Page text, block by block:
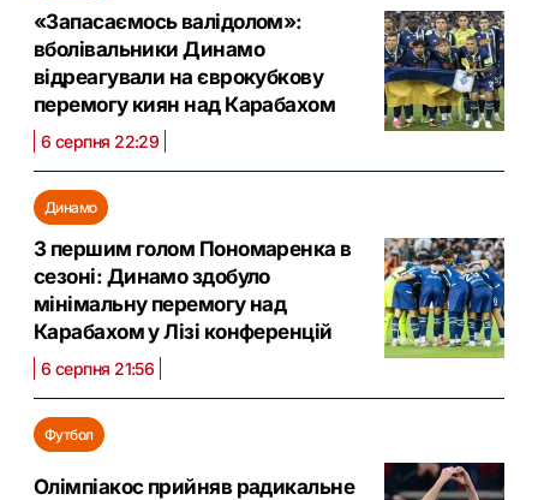
«Запасаємось валідолом»:
вболівальники Динамо
відреагували на єврокубкову
перемогу киян над Карабахом
6 серпня 22:29
Динамо
З першим голом Пономаренка в
сезоні: Динамо здобуло
мінімальну перемогу над
Карабахом у Лізі конференцій
6 серпня 21:56
Футбол
Олімпіакос прийняв радикальне